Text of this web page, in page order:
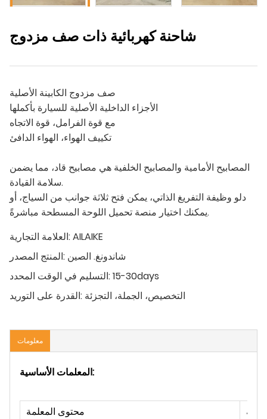
شاحنة كهربائية ذات صف مزدوج
صف مزدوج الكابينة الأصلية
الأجزاء الداخلية الأصلية للسيارة بأكملها
مع قوة الفرامل، قوة الاتجاه
تكييف الهواء، الهواء الدافئ
المصابيح الأمامية والمصابيح الخلفية هي مصابيح قاد، مما يضمن
سلامة القيادة.
دلو وظيفة التفريغ الذاتي، يمكن فتح ثلاثة جوانب من السياج، أو
يمكنك اختيار منصة تحميل اللوحة المسطحة مباشرةً.
العلامة التجارية:AILAIKE
المنتج المصدر: شاندونغ. الصين
التسليم في الوقت المحدد:15-30days
القدرة على التوريد: التخصيص، الجملة، التجزئة
معلومات
المعلمات الأساسية:
محتوى المعلمة